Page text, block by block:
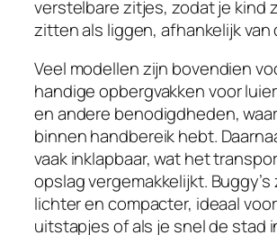
verstelbare zitjes, zodat je kind
zitten als liggen, afhankelijk van
Veel modellen zijn bovendien
handige opbergvakken voor
en andere benodigdheden,
binnen handbereik hebt.
vaak inklapbaar, wat het
opslag vergemakkelijkt.
lichter en compacter, ideaal
uitstapjes of als je snel de stad